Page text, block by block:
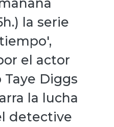
la serie
el actor
Diggs
la lucha
detective